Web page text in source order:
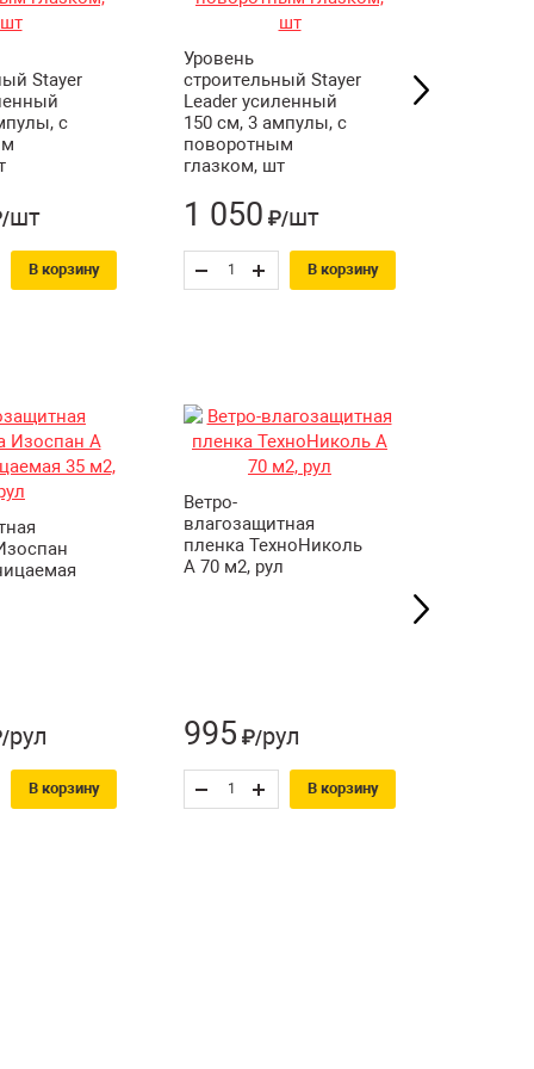
Stayer
с
шт
В корзину
Уровень
строительный Stayer
Leader усиленный
150 см, 3 ампулы, с
поворотным
глазком, шт
1 050 ₽/шт
В корзину
рул
В корзину
Ветро-
влагозащитная
пленка ТехноНиколь
А 70 м2, рул
995 ₽/рул
В корзину